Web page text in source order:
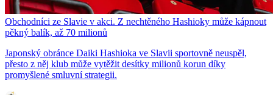
Obchodníci ze Slavie v akci. Z nechtěného Hashioky může kápnout
pěkný balík, až 70 milionů
Japonský obránce Daiki Hashioka ve Slavii sportovně neuspěl,
přesto z něj klub může vytěžit desítky milionů korun díky
promyšlené smluvní strategii.